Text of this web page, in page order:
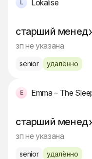
Lokalise
старший
зп не указана
senior удалённо
Emma – The
старший
зп не указана
senior удалённо